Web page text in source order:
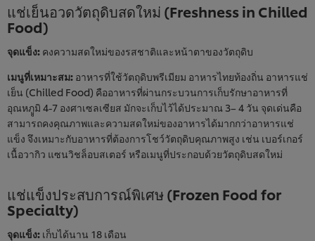
แช่เย็นอวดวัตถุดิบสดใหม่ (Freshness in Chilled
Food)
จุดแข็ง: คงความสดใหม่ของรสชาติและหน้าตาของวัตถุดิบ
เมนูที่เหมาะสม: อาหารที่ใช้วัตถุดิบพรีเมียม อาหารไทยท้องถิ่น อาหารแช่
เย็น (Chilled Food) คืออาหารที่ผ่านกระบวนการเก็บรักษาอาหารที่
อุณหภููมิ 4-7 องศาเซลเซียส มักจะเก็บไว้ได้ประมาณ 3– 4 วัน จุดเด่นคือ
สามารถคงคุณภาพและความสดใหม่ของอาหารได้มากกว่าอาหารแช่
แข็ง จึงเหมาะกับอาหารที่ต้องการโชว์วัตถุดิบคุณภาพสูง เช่น เบอร์เกอร์
เนื้อวากิว แซนวิชล็อบสเตอร์ หรือเมนูที่ประกอบด้วยวัตถุดิบสดใหม่
แช่แข็งประสบการณ์พิเศษ (Frozen Food for
Specialty)
จุดแข็ง: เก็บได้นาน 18 เดือน